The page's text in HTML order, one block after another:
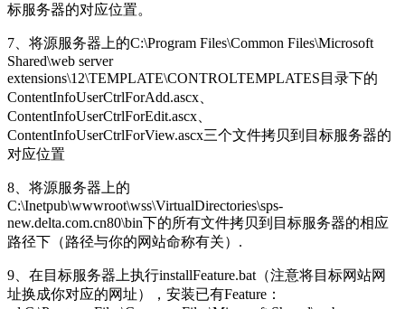
标服务器的对应位置。
7、将源服务器上的C:\Program Files\Common Files\Microsoft
Shared\web server
extensions\12\TEMPLATE\CONTROLTEMPLATES目录下的
ContentInfoUserCtrlForAdd.ascx、
ContentInfoUserCtrlForEdit.ascx、
ContentInfoUserCtrlForView.ascx三个文件拷贝到目标服务器的
对应位置
8、将源服务器上的
C:\Inetpub\wwwroot\wss\VirtualDirectories\sps-
new.delta.com.cn80\bin下的所有文件拷贝到目标服务器的相应
路径下（路径与你的网站命称有关）.
9、在目标服务器上执行installFeature.bat（注意将目标网站网
址换成你对应的网址），安装已有Feature：